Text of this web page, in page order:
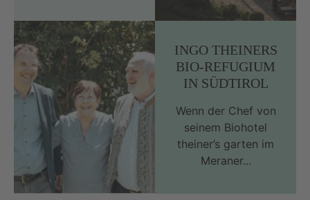
INGO THEINERS
BIO-REFUGIUM
IN SÜDTIROL
Wenn der Chef von
seinem Biohotel
theiner’s garten im
Meraner...